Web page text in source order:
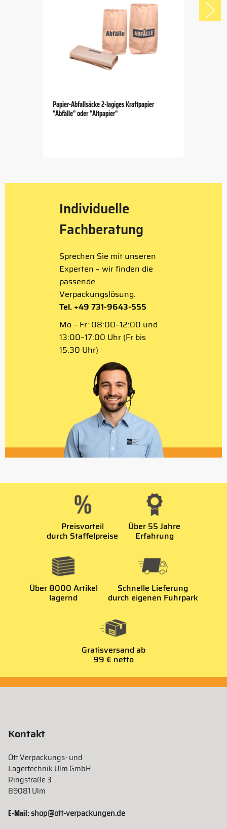
Papier-Abfallsäcke 2-lagiges Kraftpapier
"Abfälle" oder "Altpapier"
Individuelle
Fachberatung
Sprechen Sie mit unseren
Experten – wir finden die
passende
Verpackungslösung.
Tel. +49 731-9643-555
Mo – Fr: 08:00–12:00 und
13:00–17:00 Uhr (Fr bis
15:30 Uhr)
Preisvorteil
durch Staffelpreise
Über 55 Jahre
Erfahrung
Über 8000 Artikel
lagernd
Schnelle Lieferung
durch eigenen Fuhrpark
Gratisversand ab
99 € netto
Kontakt
Ott Verpackungs- und
Lagertechnik Ulm GmbH
Ringstraße 3
89081 Ulm
E-Mail:shop@ott-verpackungen.de